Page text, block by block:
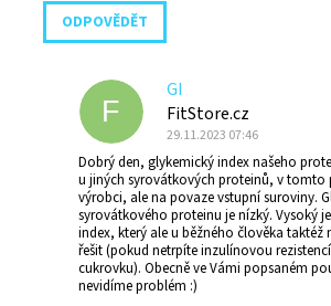
ODPOVĚDĚT
F
GI
FitStore.cz
29.11.2023 07:46
Dobrý den, glykemický index našeho
u jiných syrovátkových proteinů, v tomto
výrobci, ale na povaze vstupní suroviny.
syrovátkového proteinu je nízký. Vysoký
index, který ale u běžného člověka taktéž
řešit (pokud netrpíte inzulínovou
cukrovku). Obecně ve Vámi popsaném
nevidíme problém :)